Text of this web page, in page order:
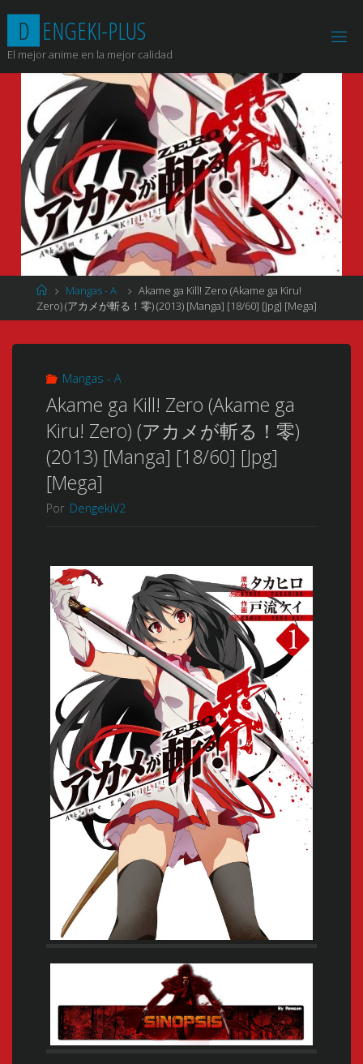
contenido
D ENGEKI-PLUS
El mejor anime en la mejor calidad
Página
de
Inicio
Mangas - A
Akame ga Kill! Zero (Akame ga Kiru!
Zero) (アカメが斬る！零) (2013) [Manga] [18/60] [Jpg] [Mega]
Mangas - A
Akame ga Kill! Zero (Akame ga
Kiru! Zero) (アカメが斬る！零)
(2013) [Manga] [18/60] [Jpg]
[Mega]
Por DengekiV2